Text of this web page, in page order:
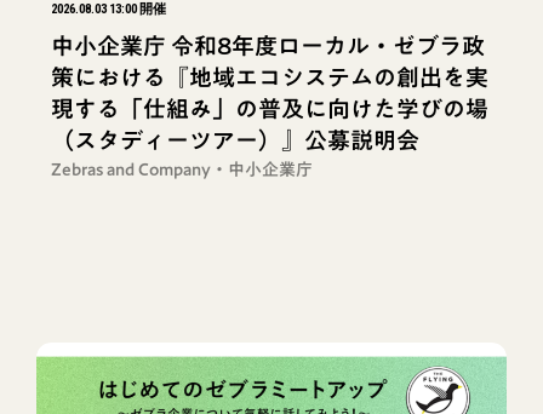
2026.08.03 13:00 開催
中小企業庁 令和8年度ローカル・ゼブラ政
策における『地域エコシステムの創出を実
現する「仕組み」の普及に向けた学びの場
（スタディーツアー）』公募説明会
Zebras and Company・中小企業庁